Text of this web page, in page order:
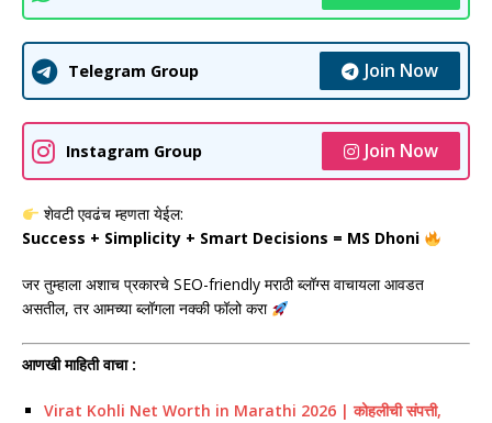
Telegram Group Join Now
Instagram Group Join Now
शेवटी एवढंच म्हणता येईल:
Success + Simplicity + Smart Decisions = MS Dhoni
जर तुम्हाला अशाच प्रकारचे SEO-friendly मराठी ब्लॉग्स वाचायला आवडत
असतील, तर आमच्या ब्लॉगला नक्की फॉलो करा
आणखी माहिती वाचा :
Virat Kohli Net Worth in Marathi 2026 | कोहलीची संपत्ती,